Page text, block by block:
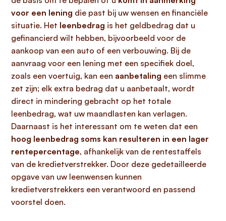
voor een lening die past bij uw wensen en financiële
situatie. Het leenbedrag is het geldbedrag dat u
gefinancierd wilt hebben, bijvoorbeeld voor de
aankoop van een auto of een verbouwing. Bij de
aanvraag voor een lening met een specifiek doel,
zoals een voertuig, kan een aanbetaling een slimme
zet zijn; elk extra bedrag dat u aanbetaalt, wordt
direct in mindering gebracht op het totale
leenbedrag, wat uw maandlasten kan verlagen.
Daarnaast is het interessant om te weten dat een
hoog leenbedrag soms kan resulteren in een lager
rentepercentage, afhankelijk van de rentestaffels
van de kredietverstrekker. Door deze gedetailleerde
opgave van uw leenwensen kunnen
kredietverstrekkers een verantwoord en passend
voorstel doen.